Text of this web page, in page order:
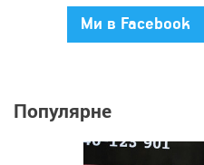
Ми в Facebook
Популярне